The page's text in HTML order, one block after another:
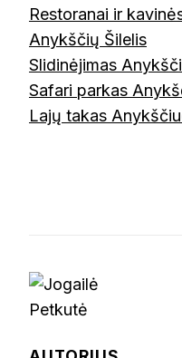
Restoranai ir
Anykščių Šilelis
Slidinėjimas
Safari parkas
Lajų takas